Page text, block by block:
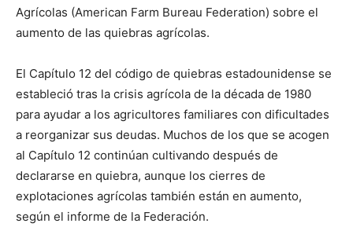
Agrícolas (American Farm Bureau Federation) sobre el
aumento de las quiebras agrícolas.
El Capítulo 12 del código de quiebras estadounidense se
estableció tras la crisis agrícola de la década de 1980
para ayudar a los agricultores familiares con dificultades
a reorganizar sus deudas. Muchos de los que se acogen
al Capítulo 12 continúan cultivando después de
declararse en quiebra, aunque los cierres de
explotaciones agrícolas también están en aumento,
según el informe de la Federación.